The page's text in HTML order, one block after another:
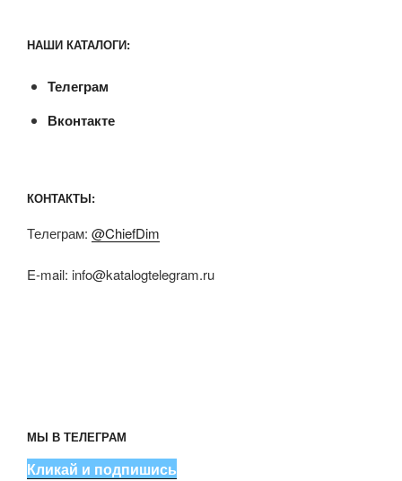
НАШИ КАТАЛОГИ:
Телеграм
Вконтакте
КОНТАКТЫ:
Телеграм: @ChiefDim
E-mail: info@katalogtelegram.ru
МЫ В ТЕЛЕГРАМ
Кликай и подпишись